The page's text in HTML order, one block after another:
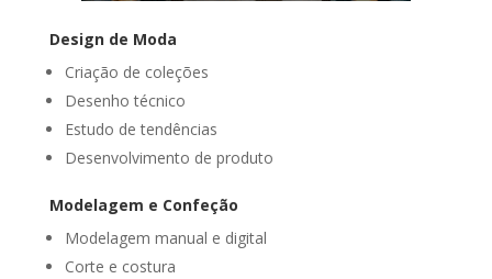
Design de Moda
Criação de coleções
Desenho técnico
Estudo de tendências
Desenvolvimento de produto
Modelagem e Confeção
Modelagem manual e digital
Corte e costura